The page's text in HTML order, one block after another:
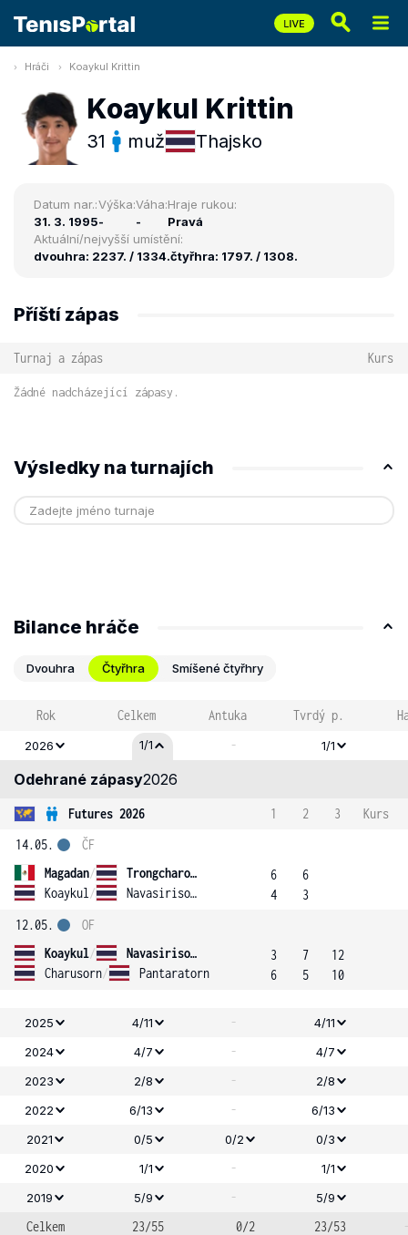
Hráči Koaykul Krittin
Koaykul Krittin
31 muž Thajsko
Datum nar.:
31. 3. 1995
Výška:
-
Váha:
-
Hraje rukou:
Pravá
Aktuální/nejvyšší umístění:
dvouhra: 2237. / 1334.čtyřhra: 1797. / 1308.
Příští zápas
Turnaj a zápas Kurs
Žádné nadcházející zápasy.
Výsledky na turnajích
Bilance hráče
Dvouhra Čtyřhra Smíšené čtyřhry
Rok Celkem Antuka Tvrdý p.
2026 1/1 - 1/1
Odehrané zápasy2026
Futures 2026 1 2 3
Kurs
14.05.
Magadan/
Trongcharoenchaikul
Koaykul / Navasirisomboon
ČF
6
4
6
3
12.05.
Koaykul/
Navasirisomboon
Charusorn/ Pantaratorn
OF
3
6
7
5
12
10
2025 4/11 -
4/11
2024
4/7 -
4/7
2023
2/8 -
2/8
2022
6/13 -
6/13
2021
0/5 0/2
0/3
2020
1/1 -
1/1
2019
5/9 - 5/9
Celkem 23/55 0/2 23/53